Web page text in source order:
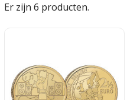
Er zijn 6 producten.